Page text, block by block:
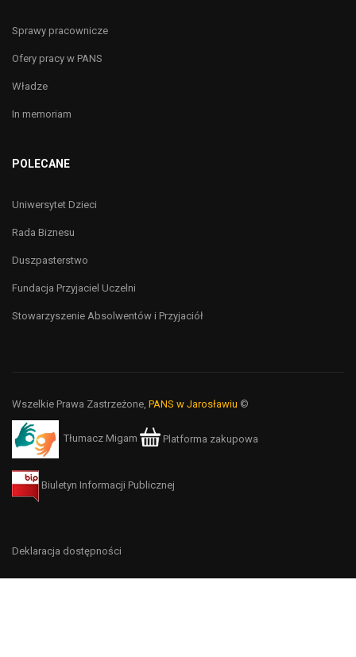
Sprawy pracownicze
Ofery pracy w PANS
Władze
In memoriam
POLECANE
Uniwersytet Dzieci
Rada Biznesu
Duszpasterstwo
Fundacja Przyjaciel Uczelni
Stowarzyszenie Absolwentów i Przyjaciół
Wszelkie Prawa Zastrzeżone, PANS w Jarosławiu ©
Tłumacz Migam Platforma zakupowa
Biuletyn Informacji Publicznej
Deklaracja dostępności